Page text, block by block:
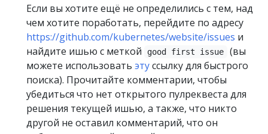
Если вы хотите ещё не определились с тем, над
чем хотите поработать, перейдите по адресу
https://github.com/kubernetes/website/issues и
найдите ишью с меткой
good first issue
(вы
можете использовать этуссылку для быстрого
поиска). Прочитайте комментарии, чтобы
убедиться что нет открытого пулреквеста для
решения текущей ишью, а также, что никто
другой не оставил комментарий, что он